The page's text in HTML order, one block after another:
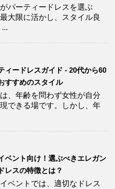
パーティードレスを選ぶ
大限に活かし、スタイル良
ィードレスガイド - 20代から60
すすめのスタイル
、年齢を問わず女性が自分
できる場です。しかし、年
ベント向け！選ぶべきエレガン
レスの特徴とは？
ベントでは、適切なドレス